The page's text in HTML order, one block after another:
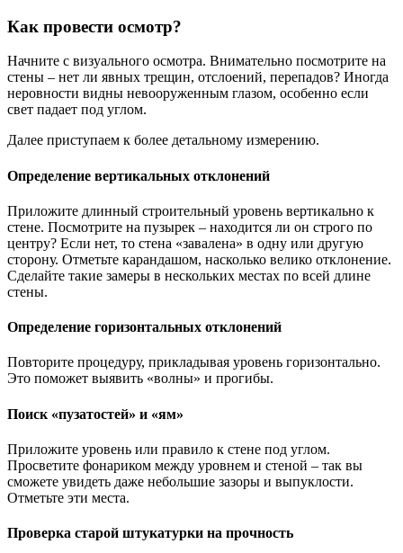
Как провести осмотр?
Начните с визуального осмотра. Внимательно посмотрите на
стены – нет ли явных трещин, отслоений, перепадов? Иногда
неровности видны невооруженным глазом, особенно если
свет падает под углом.
Далее приступаем к более детальному измерению.
Определение вертикальных отклонений
Приложите длинный строительный уровень вертикально к
стене. Посмотрите на пузырек – находится ли он строго по
центру? Если нет, то стена «завалена» в одну или другую
сторону. Отметьте карандашом, насколько велико отклонение.
Сделайте такие замеры в нескольких местах по всей длине
стены.
Определение горизонтальных отклонений
Повторите процедуру, прикладывая уровень горизонтально.
Это поможет выявить «волны» и прогибы.
Поиск «пузатостей» и «ям»
Приложите уровень или правило к стене под углом.
Просветите фонариком между уровнем и стеной – так вы
сможете увидеть даже небольшие зазоры и выпуклости.
Отметьте эти места.
Проверка старой штукатурки на прочность